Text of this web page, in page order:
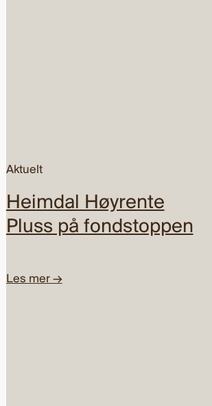
Aktuelt
Heimdal Høyrente
Pluss på fondstoppen
Les mer →